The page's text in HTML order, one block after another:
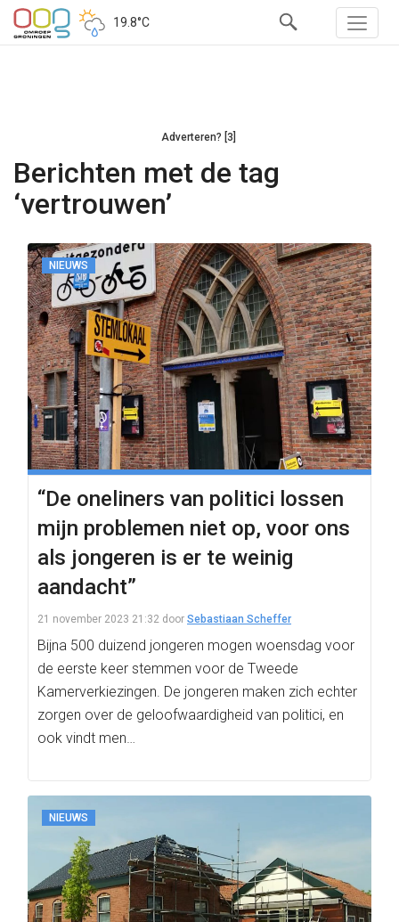
19.8°C
Adverteren? [3]
Berichten met de tag
‘vertrouwen’
NIEUWS
“De oneliners van politici lossen
mijn problemen niet op, voor ons
als jongeren is er te weinig
aandacht”
21 november 2023 21:32 door Sebastiaan Scheffer
Bijna 500 duizend jongeren mogen woensdag voor
de eerste keer stemmen voor de Tweede
Kamerverkiezingen. De jongeren maken zich echter
zorgen over de geloofwaardigheid van politici, en
ook vindt men…
NIEUWS